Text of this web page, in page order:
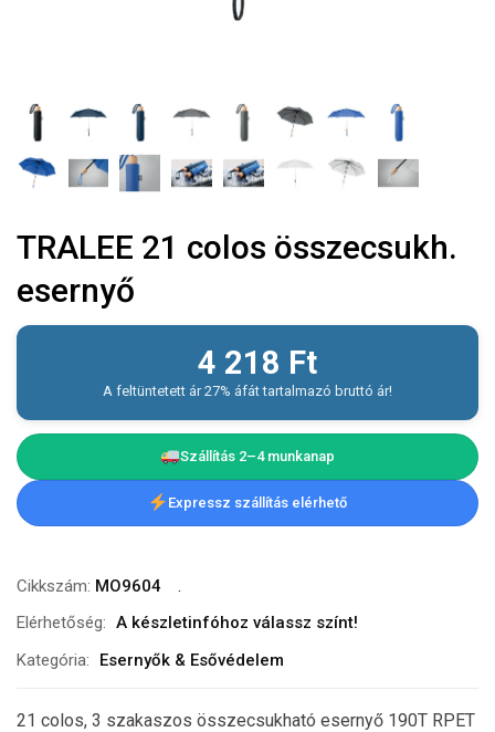
TRALEE 21 colos összecsukh.
esernyő
4 218 Ft
A feltüntetett ár 27% áfát tartalmazó bruttó ár!
Szállítás 2–4 munkanap
Expressz szállítás elérhető
Cikkszám: MO9604
Elérhetőség: A készletinfóhoz válassz színt!
Kategória:
Esernyők & Esővédelem
21 colos, 3 szakaszos összecsukható esernyő 190T RPET